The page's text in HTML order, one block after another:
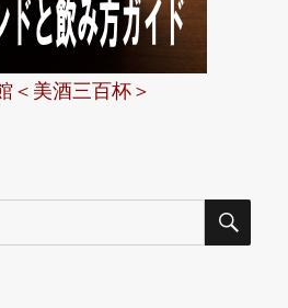
＜美酒三百杯＞
検